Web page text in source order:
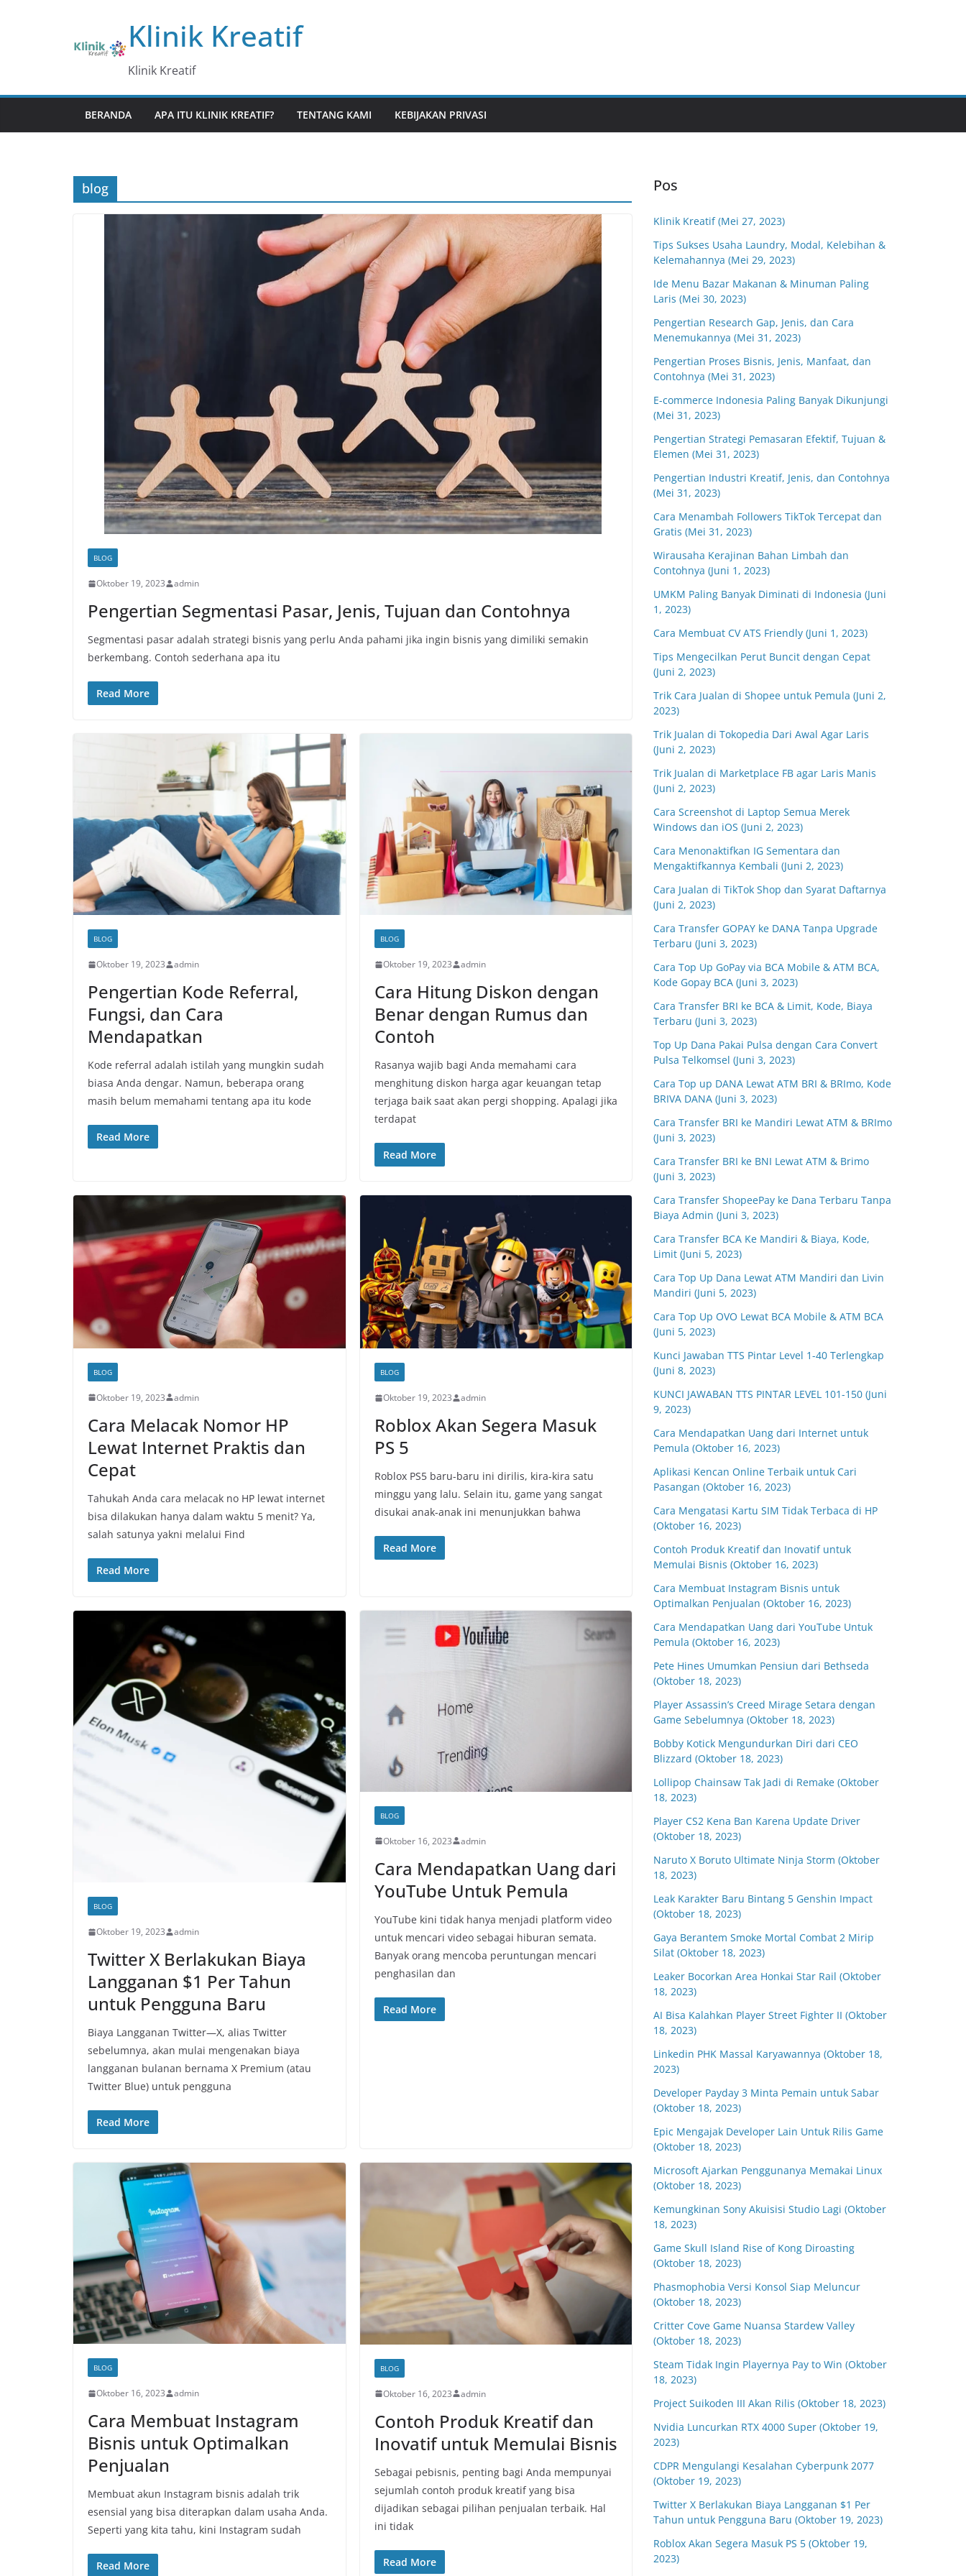
Klinik Kreatif
Klinik Kreatif
BERANDA APA ITU KLINIK KREATIF? TENTANG KAMI KEBIJAKAN PRIVASI
blog
BLOG
Oktober 19, 2023 admin
Pengertian Segmentasi Pasar, Jenis, Tujuan dan Contohnya
Segmentasi pasar adalah strategi bisnis yang perlu Anda pahami jika ingin bisnis yang dimiliki semakin
berkembang. Contoh sederhana apa itu
Read More
BLOG
Oktober 19, 2023 admin
Pengertian Kode Referral,
Fungsi, dan Cara
Mendapatkan
Kode referral adalah istilah yang mungkin sudah
biasa Anda dengar. Namun, beberapa orang
masih belum memahami tentang apa itu kode
Read More
BLOG
Oktober 19, 2023 admin
Cara Hitung Diskon dengan
Benar dengan Rumus dan
Contoh
Rasanya wajib bagi Anda memahami cara
menghitung diskon harga agar keuangan tetap
terjaga baik saat akan pergi shopping. Apalagi jika
terdapat
Read More
BLOG
Oktober 19, 2023 admin
Cara Melacak Nomor HP
Lewat Internet Praktis dan
Cepat
Tahukah Anda cara melacak no HP lewat internet
bisa dilakukan hanya dalam waktu 5 menit? Ya,
salah satunya yakni melalui Find
Read More
BLOG
Oktober 19, 2023 admin
Roblox Akan Segera Masuk
PS 5
Roblox PS5 baru-baru ini dirilis, kira-kira satu
minggu yang lalu. Selain itu, game yang sangat
disukai anak-anak ini menunjukkan bahwa
Read More
BLOG
Oktober 19, 2023 admin
Twitter X Berlakukan Biaya
Langganan $1 Per Tahun
untuk Pengguna Baru
Biaya Langganan Twitter—X, alias Twitter
sebelumnya, akan mulai mengenakan biaya
langganan bulanan bernama X Premium (atau
Twitter Blue) untuk pengguna
Read More
BLOG
Oktober 16, 2023 admin
Cara Mendapatkan Uang dari
YouTube Untuk Pemula
YouTube kini tidak hanya menjadi platform video
untuk mencari video sebagai hiburan semata.
Banyak orang mencoba peruntungan mencari
penghasilan dan
Read More
BLOG
Oktober 16, 2023 admin
Cara Membuat Instagram
Bisnis untuk Optimalkan
Penjualan
Membuat akun Instagram bisnis adalah trik
esensial yang bisa diterapkan dalam usaha Anda.
Seperti yang kita tahu, kini Instagram sudah
Read More
BLOG
Oktober 16, 2023 admin
Contoh Produk Kreatif dan
Inovatif untuk Memulai Bisnis
Sebagai pebisnis, penting bagi Anda mempunyai
sejumlah contoh produk kreatif yang bisa
dijadikan sebagai pilihan penjualan terbaik. Hal
ini tidak
Read More
Pos
Klinik Kreatif (Mei 27, 2023)
Tips Sukses Usaha Laundry, Modal, Kelebihan &
Kelemahannya (Mei 29, 2023)
Ide Menu Bazar Makanan & Minuman Paling
Laris (Mei 30, 2023)
Pengertian Research Gap, Jenis, dan Cara
Menemukannya (Mei 31, 2023)
Pengertian Proses Bisnis, Jenis, Manfaat, dan
Contohnya (Mei 31, 2023)
E-commerce Indonesia Paling Banyak Dikunjungi
(Mei 31, 2023)
Pengertian Strategi Pemasaran Efektif, Tujuan &
Elemen (Mei 31, 2023)
Pengertian Industri Kreatif, Jenis, dan Contohnya
(Mei 31, 2023)
Cara Menambah Followers TikTok Tercepat dan
Gratis (Mei 31, 2023)
Wirausaha Kerajinan Bahan Limbah dan
Contohnya (Juni 1, 2023)
UMKM Paling Banyak Diminati di Indonesia (Juni
1, 2023)
Cara Membuat CV ATS Friendly (Juni 1, 2023)
Tips Mengecilkan Perut Buncit dengan Cepat
(Juni 2, 2023)
Trik Cara Jualan di Shopee untuk Pemula (Juni 2,
2023)
Trik Jualan di Tokopedia Dari Awal Agar Laris
(Juni 2, 2023)
Trik Jualan di Marketplace FB agar Laris Manis
(Juni 2, 2023)
Cara Screenshot di Laptop Semua Merek
Windows dan iOS (Juni 2, 2023)
Cara Menonaktifkan IG Sementara dan
Mengaktifkannya Kembali (Juni 2, 2023)
Cara Jualan di TikTok Shop dan Syarat Daftarnya
(Juni 2, 2023)
Cara Transfer GOPAY ke DANA Tanpa Upgrade
Terbaru (Juni 3, 2023)
Cara Top Up GoPay via BCA Mobile & ATM BCA,
Kode Gopay BCA (Juni 3, 2023)
Cara Transfer BRI ke BCA & Limit, Kode, Biaya
Terbaru (Juni 3, 2023)
Top Up Dana Pakai Pulsa dengan Cara Convert
Pulsa Telkomsel (Juni 3, 2023)
Cara Top up DANA Lewat ATM BRI & BRImo, Kode
BRIVA DANA (Juni 3, 2023)
Cara Transfer BRI ke Mandiri Lewat ATM & BRImo
(Juni 3, 2023)
Cara Transfer BRI ke BNI Lewat ATM & Brimo
(Juni 3, 2023)
Cara Transfer ShopeePay ke Dana Terbaru Tanpa
Biaya Admin (Juni 3, 2023)
Cara Transfer BCA Ke Mandiri & Biaya, Kode,
Limit (Juni 5, 2023)
Cara Top Up Dana Lewat ATM Mandiri dan Livin
Mandiri (Juni 5, 2023)
Cara Top Up OVO Lewat BCA Mobile & ATM BCA
(Juni 5, 2023)
Kunci Jawaban TTS Pintar Level 1-40 Terlengkap
(Juni 8, 2023)
KUNCI JAWABAN TTS PINTAR LEVEL 101-150 (Juni
9, 2023)
Cara Mendapatkan Uang dari Internet untuk
Pemula (Oktober 16, 2023)
Aplikasi Kencan Online Terbaik untuk Cari
Pasangan (Oktober 16, 2023)
Cara Mengatasi Kartu SIM Tidak Terbaca di HP
(Oktober 16, 2023)
Contoh Produk Kreatif dan Inovatif untuk
Memulai Bisnis (Oktober 16, 2023)
Cara Membuat Instagram Bisnis untuk
Optimalkan Penjualan (Oktober 16, 2023)
Cara Mendapatkan Uang dari YouTube Untuk
Pemula (Oktober 16, 2023)
Pete Hines Umumkan Pensiun dari Bethseda
(Oktober 18, 2023)
Player Assassin’s Creed Mirage Setara dengan
Game Sebelumnya (Oktober 18, 2023)
Bobby Kotick Mengundurkan Diri dari CEO
Blizzard (Oktober 18, 2023)
Lollipop Chainsaw Tak Jadi di Remake (Oktober
18, 2023)
Player CS2 Kena Ban Karena Update Driver
(Oktober 18, 2023)
Naruto X Boruto Ultimate Ninja Storm (Oktober
18, 2023)
Leak Karakter Baru Bintang 5 Genshin Impact
(Oktober 18, 2023)
Gaya Berantem Smoke Mortal Combat 2 Mirip
Silat (Oktober 18, 2023)
Leaker Bocorkan Area Honkai Star Rail (Oktober
18, 2023)
AI Bisa Kalahkan Player Street Fighter II (Oktober
18, 2023)
Linkedin PHK Massal Karyawannya (Oktober 18,
2023)
Developer Payday 3 Minta Pemain untuk Sabar
(Oktober 18, 2023)
Epic Mengajak Developer Lain Untuk Rilis Game
(Oktober 18, 2023)
Microsoft Ajarkan Penggunanya Memakai Linux
(Oktober 18, 2023)
Kemungkinan Sony Akuisisi Studio Lagi (Oktober
18, 2023)
Game Skull Island Rise of Kong Diroasting
(Oktober 18, 2023)
Phasmophobia Versi Konsol Siap Meluncur
(Oktober 18, 2023)
Critter Cove Game Nuansa Stardew Valley
(Oktober 18, 2023)
Steam Tidak Ingin Playernya Pay to Win (Oktober
18, 2023)
Project Suikoden III Akan Rilis (Oktober 18, 2023)
Nvidia Luncurkan RTX 4000 Super (Oktober 19,
2023)
CDPR Mengulangi Kesalahan Cyberpunk 2077
(Oktober 19, 2023)
Twitter X Berlakukan Biaya Langganan $1 Per
Tahun untuk Pengguna Baru (Oktober 19, 2023)
Roblox Akan Segera Masuk PS 5 (Oktober 19,
2023)